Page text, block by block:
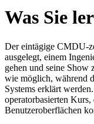
Was Sie
Der eintägige CMDU-
ausgelegt, einem
gehen und seine Show
wie möglich, während
Systems erklärt
operatorbasierten
Benutzeroberflächen